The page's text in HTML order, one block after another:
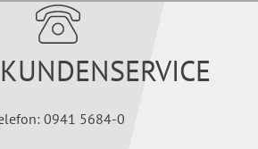
0941 5684-0